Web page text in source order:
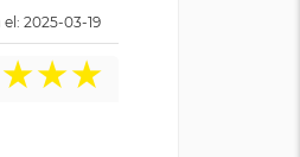
2025-03-19
★★★